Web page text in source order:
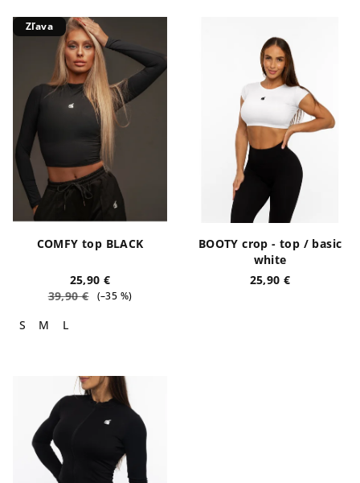
Zľava
COMFY top BLACK
25,90 €
39,90 €
(–35 %)
S M L
BOOTY crop - top / basic
white
25,90 €